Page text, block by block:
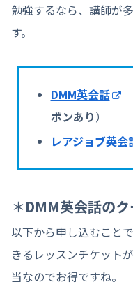
勉強するなら、講師が
す。
DMM英会話
ポンあり）
レアジョブ英会
＊DMM英会話の
以下から申し込むこと
きるレッスンチケット
当なのでお得ですね。